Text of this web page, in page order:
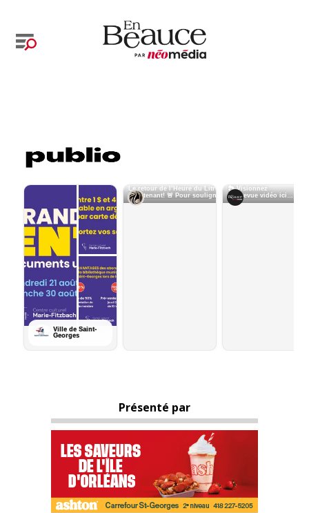
Présenté par